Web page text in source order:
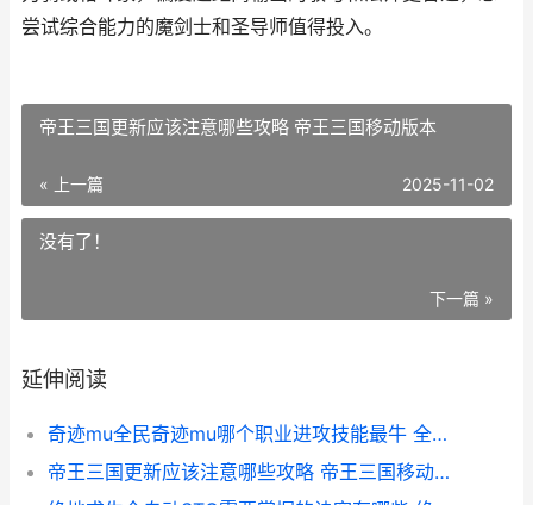
尝试综合能力的魔剑士和圣导师值得投入。
帝王三国更新应该注意哪些攻略 帝王三国移动版本
« 上一篇 2025-11-02
没有了！
下一篇 »
延伸阅读
奇迹mu全民奇迹mu哪个职业进攻技能最牛 全民奇迹mu开服时间表
帝王三国更新应该注意哪些攻略 帝王三国移动版本